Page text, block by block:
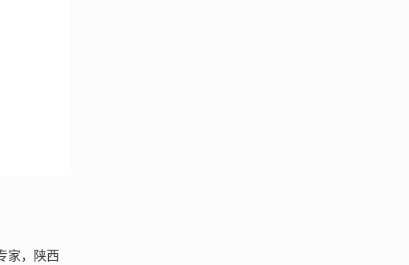
家，陕西